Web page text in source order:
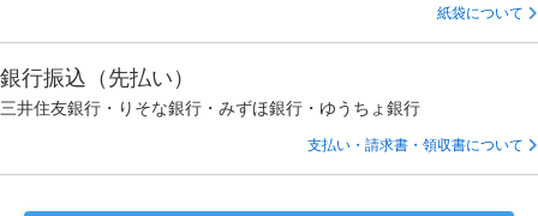
紙袋について
銀行振込（先払い）
三井住友銀行・りそな銀行・みずほ銀行・ゆうちょ銀行
支払い・請求書・領収書について